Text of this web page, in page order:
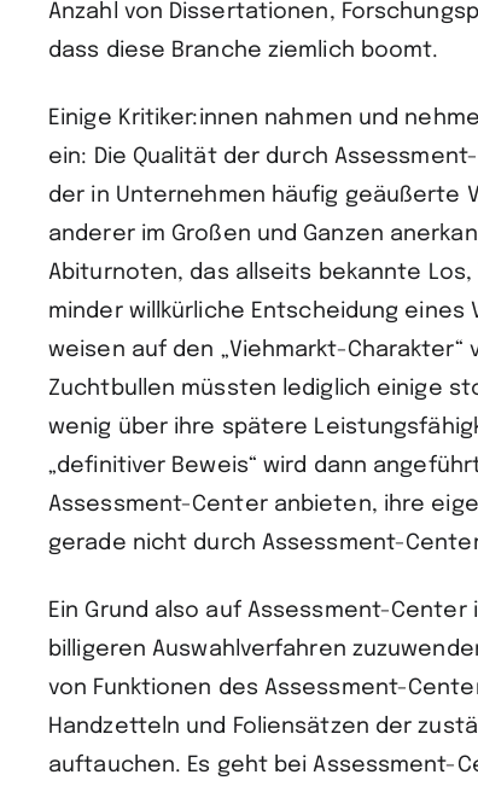
Anzahl von Dissertationen,
dass diese Branche ziemlich boomt.
Einige Kritiker:innen nahmen und
ein: Die Qualität der durch
der in Unternehmen häufig geäußerte
anderer im Großen und Ganzen
Abiturnoten, das allseits bekannte
minder willkürliche Entscheidung
weisen auf den „Viehmarkt-Charakter“
Zuchtbullen müssten lediglich einige
wenig über ihre spätere
„definitiver Beweis“ wird dann
Assessment-Center anbieten, ihre
gerade nicht durch Assessment-Center
Ein Grund also auf Assessment-
billigeren Auswahlverfahren
von Funktionen des Assessment-
Handzetteln und Foliensätzen der
auftauchen. Es geht bei Assessment-